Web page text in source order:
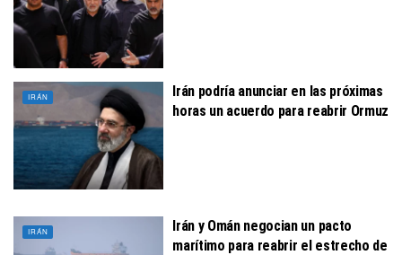
IRÁN
Irán podría anunciar en las próximas
horas un acuerdo para reabrir Ormuz
IRÁN
Irán y Omán negocian un pacto
marítimo para reabrir el estrecho de